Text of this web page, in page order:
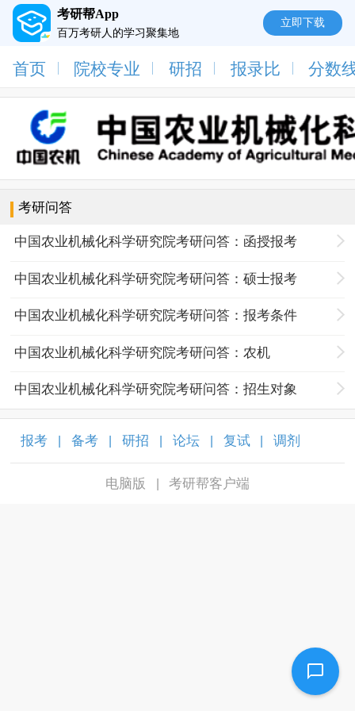
考研帮App
百万考研人的学习聚集地
立即下载
首页 院校专业 研招 报录比 分数
考研问答
中国农业机械化科学研究院考研问答：函授报考
中国农业机械化科学研究院考研问答：硕士报考
中国农业机械化科学研究院考研问答：报考条件
中国农业机械化科学研究院考研问答：农机
中国农业机械化科学研究院考研问答：招生对象
报考 备考 研招 论坛 复试 调剂
电脑版 考研帮客户端